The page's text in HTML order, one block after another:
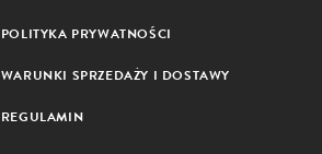
POLITYKA PRYWATNOŚCI
WARUNKI SPRZEDAŻY I DOSTAWY
REGULAMIN